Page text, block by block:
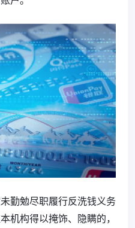
勤勉尽职履行反洗钱义务
机构得以掩饰、隐瞒的，